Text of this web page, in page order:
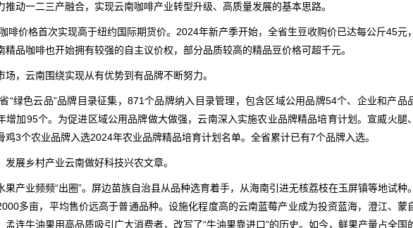
推动一二三产融合，实现云南咖啡产业转型升级、高质量发展的基本思路。
啡价格首次实现高于纽约国际期货价。2024年新产季开始，全省生豆收购价已达每公斤45元，
精品咖啡也开始拥有较强的自主议价权，部分品质较高的精品豆价格可超千元。
场，云南围绕实现从有优势到有品牌不断努力。
“绿色云品”品牌目录征集，871个品牌纳入目录管理，包含区域公用品牌54个、企业和产品
增加95个。为促进区域公用品牌做大做强，云南深入实施农业品牌精品培育计划。宣威火腿、
鸡3个农业品牌入选2024年农业品牌精品培育计划名单。全省累计已有7个品牌入选。
发展乡村产业云南做好科技兴农文章。
果产业频频“出圈”。屏边苗族自治县从品种选育着手，从海南引进无核荔枝在玉屏镇等地试种。
多亩，平均售价远高于普通品种。设施化程度高的云南蓝莓产业成为投资蓝海，澄江、蒙
孟连牛油果用高品质吸引广大消费者，改写了“牛油果靠进口”的历史。如今，鲜果产量占全国